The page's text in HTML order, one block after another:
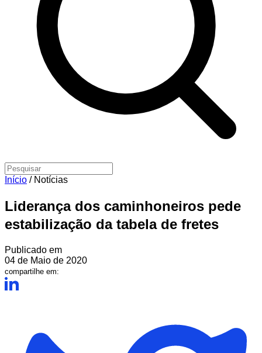
Início / Notícias
Liderança dos caminhoneiros pede
estabilização da tabela de fretes
Publicado em
04 de Maio de 2020
compartilhe em: